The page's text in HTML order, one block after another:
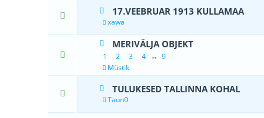
17.VEEBRUAR 1913 KULLAMAA
xawa
0 Hääle(d)
MERIVÄLJA OBJEKT
1 2 3 4 ... 9
Müstik
TULUKESED TALLINNA KOHAL
Taun0